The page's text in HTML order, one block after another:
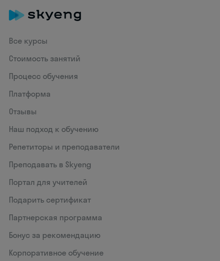
Все курсы
Стоимость занятий
Процесс обучения
Платформа
Отзывы
Наш подход к обучению
Репетиторы и преподаватели
Преподавать в Skyeng
Портал для учителей
Подарить сертификат
Партнерская программа
Бонус за рекомендацию
Корпоративное обучение